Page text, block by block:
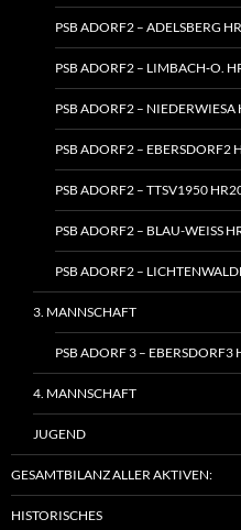
PSB ADORF2 – ADELSBERG
PSB ADORF2 – LIMBACH‑O.
PSB ADORF2 –
PSB ADORF2 – EBERSDORF2
PSB ADORF2 – TTSV1950
PSB ADORF2 – BLAU-WEISS
PSB ADORF2 –
3. MANNSCHAFT
PSB ADORF 3 – EBERSDORF3
4. MANNSCHAFT
JUGEND
GESAMTBILANZ ALLER AKTIVEN:
HISTORISCHES